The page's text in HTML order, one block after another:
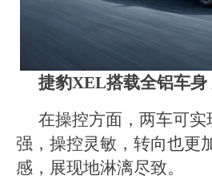
捷豹XEL搭载全铝车
在操控方面，两车可
强，操控灵敏，转向也更
感，展现地淋漓尽致。